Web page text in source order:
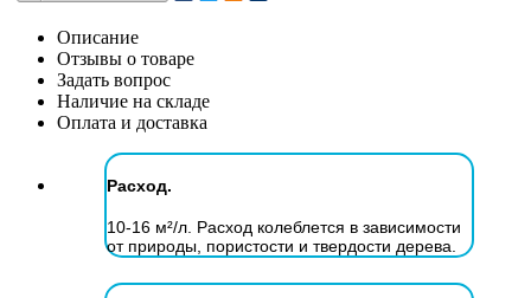
Описание
Отзывы о товаре
Задать вопрос
Наличие на складе
Оплата и доставка
Расход.
10-16 м²/л. Расход колеблется в зависимости
от природы, пористости и твердости дерева.